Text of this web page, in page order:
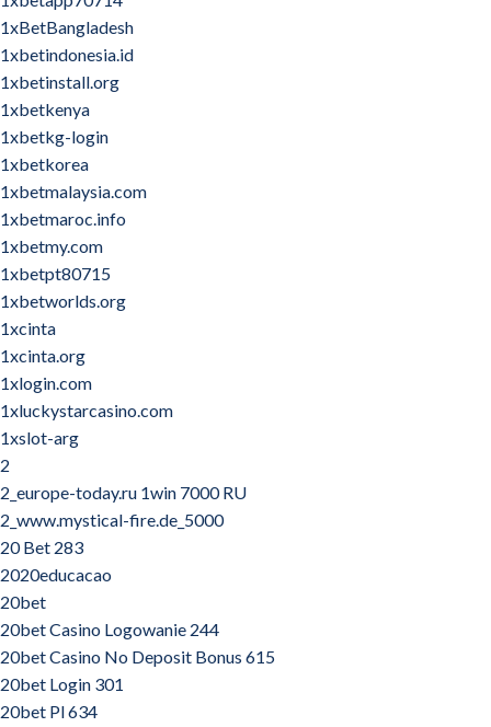
1xBetBangladesh
1xbetindonesia.id
1xbetinstall.org
1xbetkenya
1xbetkg-login
1xbetkorea
1xbetmalaysia.com
1xbetmaroc.info
1xbetmy.com
1xbetpt80715
1xbetworlds.org
1xcinta
1xcinta.org
1xlogin.com
1xluckystarcasino.com
1xslot-arg
2
2_europe-today.ru 1win 7000 RU
2_www.mystical-fire.de_5000
20 Bet 283
2020educacao
20bet
20bet Casino Logowanie 244
20bet Casino No Deposit Bonus 615
20bet Login 301
20bet Pl 634